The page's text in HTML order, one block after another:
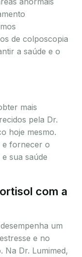
de colposcopia
a saúde e o
mais
pela Dr.
hoje mesmo.
e fornecer o
sua saúde
com a
um
e no
Na Dr. Lumimed,